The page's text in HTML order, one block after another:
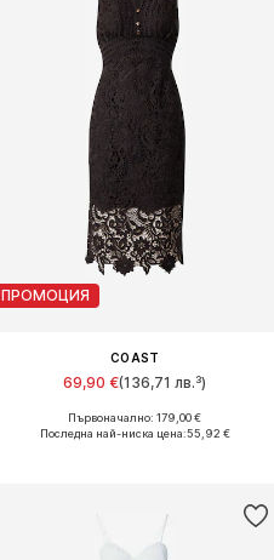
ПРОМОЦИЯ
COAST
69,90 €(136,71 лв.³)
Налични размери: 36, 38, 40, 42
Първоначално: 179,00 €
Последна най-ниска цена:55,92 €